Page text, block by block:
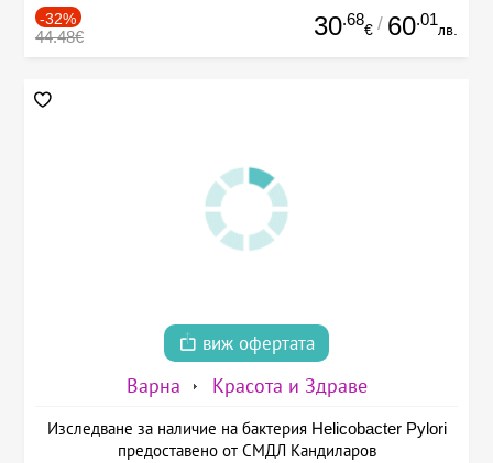
-32%
44.48€ 30.68
€ / 60.01
лв.
виж офертата
Варна Красота и Здраве
Изследване за наличие на бактерия Helicobacter Pylori
предоставено от СМДЛ Кандиларов